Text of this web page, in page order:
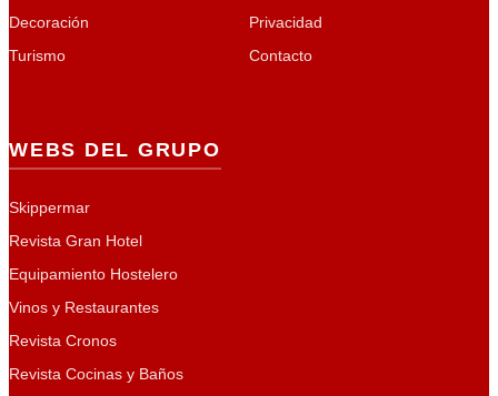
Decoración
Turismo
Privacidad
Contacto
WEBS DEL GRUPO
Skippermar
Revista Gran Hotel
Equipamiento Hostelero
Vinos y Restaurantes
Revista Cronos
Revista Cocinas y Baños